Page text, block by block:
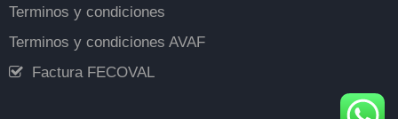
Terminos y condiciones
Terminos y condiciones AVAF
Factura FECOVAL